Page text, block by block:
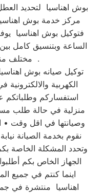
بوش اهناسيا لتحديد
مركز خدمة بوش
فتوكيل بوش اهناسيا
الساعة وبتنسيق كامل
مختلف مناطق محافظة اهناسيا .
توكيل صيانه بوش
الكهربية
منزلية في حالة طلب
وصيانتها في اقل وقت •
نقوم بخدمة الصيانة
وتحدد المشكلة الخاصة
الجهاز الخاص بكم
اينما كنتم في جميع
اهناسيا منتشرة في